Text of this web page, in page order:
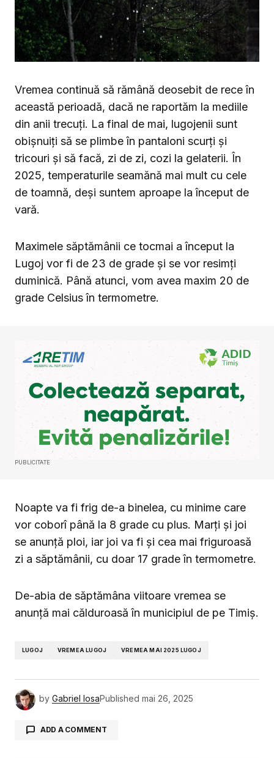
Vremea continuă să rămână deosebit de rece în
această perioadă, dacă ne raportăm la mediile
din anii trecuți. La final de mai, lugojenii sunt
obișnuiți să se plimbe în pantaloni scurți și
tricouri și să facă, zi de zi, cozi la gelaterii. În
2025, temperaturile seamănă mai mult cu cele
de toamnă, deși suntem aproape la început de
vară.
Maximele săptămânii ce tocmai a început la
Lugoj vor fi de 23 de grade și se vor resimți
duminică. Până atunci, vom avea maxim 20 de
grade Celsius în termometre.
PUBLICITATE
Noapte va fi frig de-a binelea, cu minime care
vor coborî până la 8 grade cu plus. Marți și joi
se anunță ploi, iar joi va fi și cea mai friguroasă
zi a săptămânii, cu doar 17 grade în termometre.
De-abia de săptămâna viitoare vremea se
anunță mai călduroasă în municipiul de pe Timiș.
LUGOJ VREMEA LUGOJ VREMEA MAI 2025 LUGOJ
by Gabriel IosaPublished mai 26, 2025
ADD A COMMENT